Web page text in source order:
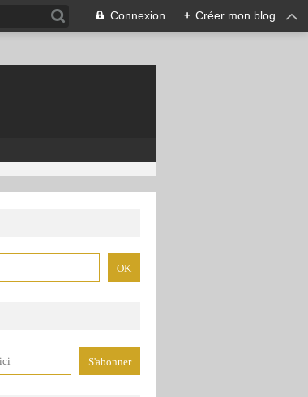
Connexion + Créer mon blog